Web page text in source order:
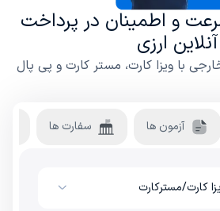
و اطمینان در پرداخت‌
آنلاین ارزی
با ویزا کارت، مستر کارت و پی پال
آزمون ها سفارت ها
کارت/مسترکارت